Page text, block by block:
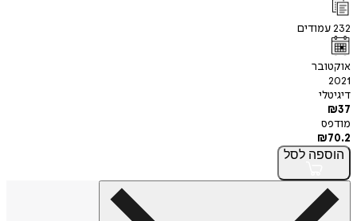
232עמודים
אוקטובר
2021
דיגיטלי
₪37
מודפס
₪70.2
הוספה לסל